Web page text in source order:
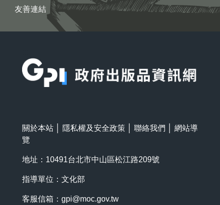
友善連結
關於本站 隱私權及安全政策 聯絡我們
網站導
覽
地址：10491台北市中山區松江路209號
指導單位：文化部
客服信箱： gpi@moc.gov.tw